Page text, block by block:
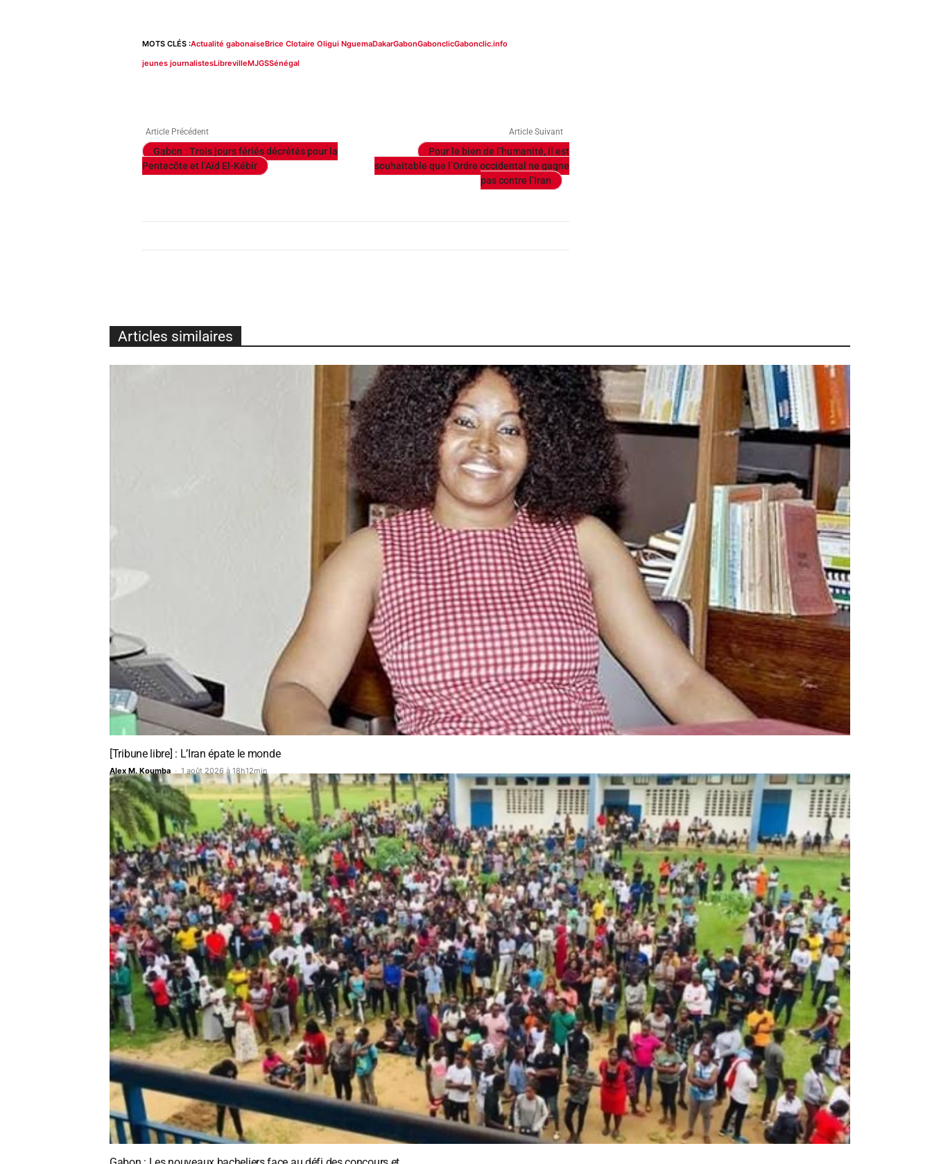
MOTS CLÉS :Actualité gabonaiseBrice Clotaire Oligui NguemaDakarGabonGabonclicGabonclic.info
jeunes journalistesLibrevilleMJGSSénégal
Article Précédent
Gabon : Trois jours fériés décrétés pour la
Pentecôte et l’Aïd El-Kébir
Article Suivant
Pour le bien de l’humanité, il est
souhaitable que l’Ordre occidental ne gagne
pas contre l’Iran
Articles similaires
[Tribune libre] : L’Iran épate le monde
Alex M. Koumba - 1 août 2026 à 18h12min